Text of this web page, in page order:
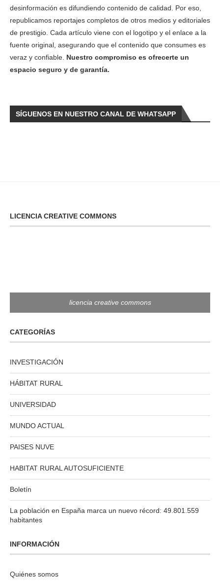
desinformación es difundiendo contenido de calidad. Por eso,
republicamos reportajes completos de otros medios y editoriales
de prestigio. Cada artículo viene con el logotipo y el enlace a la
fuente original, asegurando que el contenido que consumes es
veraz y confiable. Nuestro compromiso es ofrecerte un
espacio seguro y de garantía.
SÍGUENOS EN NUESTRO CANAL DE WHATSAPP
LICENCIA CREATIVE COMMONS
licencia creative commons
CATEGORÍAS
INVESTIGACIÓN
HÁBITAT RURAL
UNIVERSIDAD
MUNDO ACTUAL
PAISES NUVE
HABITAT RURAL AUTOSUFICIENTE
Boletín
La población en España marca un nuevo récord: 49.801.559
habitantes
INFORMACIÓN
Quiénes somos